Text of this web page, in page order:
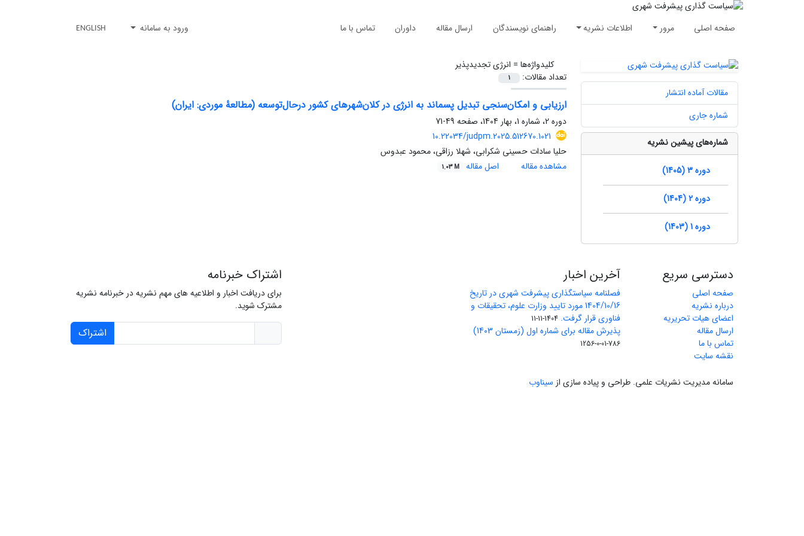
صفحه اصلی مرور اطلاعات نشریه راهنمای نویسندگان ارسال مقاله داوران تماس با ما ورود به سامانه ENGLISH
کلیدواژه‌ها = انرژی تجدیدپذیر
تعداد مقالات:
1
ارزیابی و امکان‌سنجی تبدیل پسماند به انرژی در کلان‌شهرهای کشور درحال‌توسعه (مطالعۀ موردی: ایران)
دوره 2، شماره 1، بهار 1404، صفحه
49-71
10.22034/judpm.2025.512670.1021
حلیا سادات حسینی شکرابی، شهلا رزاقی، محمود عبدوس
مشاهده مقاله
اصل مقاله 1.03 M
مقالات آماده انتشار
شماره جاری
شماره‌های پیشین نشریه
دوره 3 (1405)
دوره 2 (1404)
دوره 1 (1403)
دسترسی سریع
صفحه اصلی
درباره نشریه
اعضای هیات تحریریه
ارسال مقاله
تماس با ما
نقشه سایت
آخرین اخبار
فصلنامه سیاستگذاری پیشرفت شهری در تاریخ
1404/10/16 مورد تایید وزارت علوم، تحقیقات و
فناوری قرار گرفت. 1404-11-11
پذیرش مقاله برای شماره اول (زمستان 1403)
786-01-0-1256
اشتراک خبرنامه
برای دریافت اخبار و اطلاعیه های مهم نشریه در خبرنامه نشریه
مشترک شوید.
اشتراک
سامانه مدیریت نشریات علمی. طراحی و پیاده سازی از سیناوب